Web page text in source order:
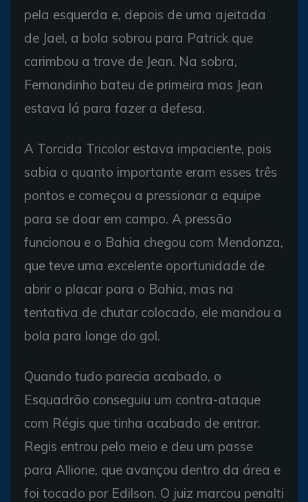
pela esquerda e, depois de uma ajeitada
de Jael, a bola sobrou para Patrick que
carimbou a trave de Jean. Na sobra,
Fernandinho bateu de primeira mas Jean
estava lá para fazer a defesa.
A Torcida Tricolor estava impaciente, pois
sabia o quanto importante eram esses três
pontos e começou a pressionar a equipe
para se doar em campo. A pressão
funcionou e o Bahia chegou com Mendonza,
que teve uma excelente oportunidade de
abrir o placar para o Bahia, mas na
tentativa de chutar colocado, ele mandou a
bola para longe do gol.
Quando tudo parecia acabado, o
Esquadrão conseguiu um contra-ataque
com Régis que tinha acabado de entrar.
Regis entrou pelo meio e deu um passe
para Allione, que avançou dentro da área e
foi tocado por Edilson. O juiz marcou penalti